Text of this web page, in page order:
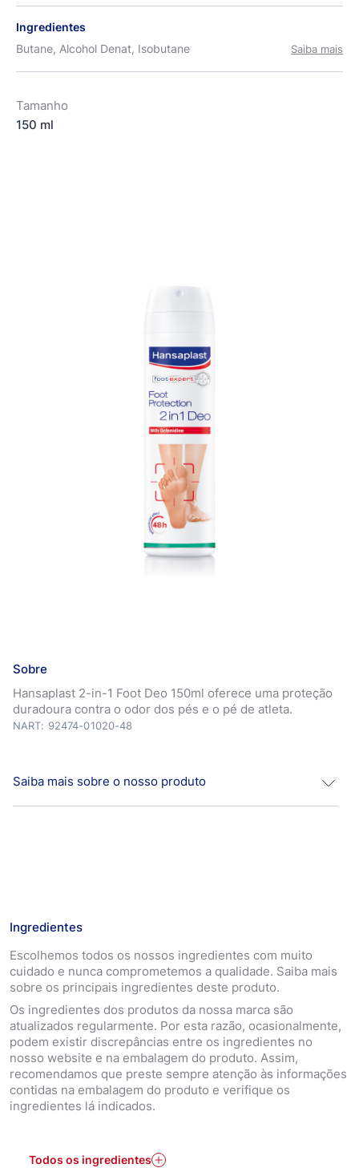
Ingredientes
Butane, Alcohol Denat, Isobutane
Saiba mais
Tamanho
150 ml
Sobre
Hansaplast 2-in-1 Foot Deo 150ml oferece uma proteção
duradoura contra o odor dos pés e o pé de atleta.
NART: 92474-01020-48
Saiba mais sobre o nosso produto
odor dos pés, garantindo uma sensação de frescura
propensos a fungos, este spray proporciona uma terapia
que complementa os cuidados, mantendo os pés
saudáveis e protegidos. Dermatologicamente aprovado
para compatibilidade com a pele. Mantenha-se fresco e
protegido com Hansaplast 2 em 1 Foot Deo. MODO DE
USAR: Limpar e secar/ Utilizar de preferência de manhã,
depois de limpar os pés. Agitar bem antes de utilizar.
Pulverizar a uma distância de 15 cm. Disponível em
Farmácias e Parafarmácias. Recicle a lata no Ecoponto
Amarelo.
Ingredientes
Escolhemos todos os nossos ingredientes com muito
cuidado e nunca comprometemos a qualidade. Saiba mais
sobre os principais ingredientes deste produto.
Os ingredientes dos produtos da nossa marca são
atualizados regularmente. Por esta razão, ocasionalmente,
podem existir discrepâncias entre os ingredientes no
nosso website e na embalagem do produto. Assim,
recomendamos que preste sempre atenção às informações
contidas na embalagem do produto e verifique os
ingredientes lá indicados.
Todos os ingredientes